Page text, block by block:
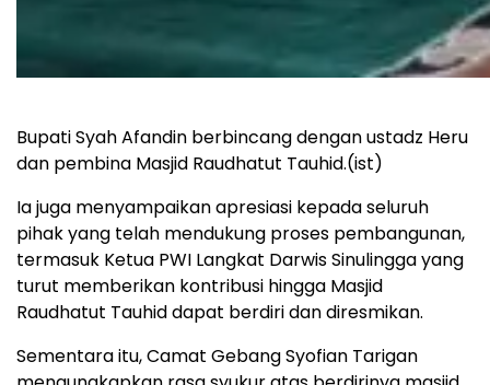
Bupati Syah Afandin berbincang dengan ustadz Heru
dan pembina Masjid Raudhatut Tauhid.(ist)
Ia juga menyampaikan apresiasi kepada seluruh
pihak yang telah mendukung proses pembangunan,
termasuk Ketua PWI Langkat Darwis Sinulingga yang
turut memberikan kontribusi hingga Masjid
Raudhatut Tauhid dapat berdiri dan diresmikan.
Sementara itu, Camat Gebang Syofian Tarigan